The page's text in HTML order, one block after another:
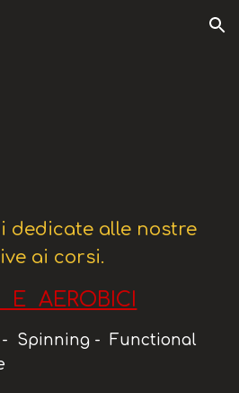
Skip to navigation
dedicate alle nostre
ai corsi.
AEROBICI
- Spinning - Functional